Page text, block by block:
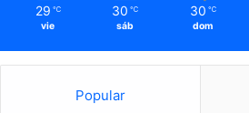
29 ℃
vie
30 ℃
sáb
30 ℃
dom
Popular